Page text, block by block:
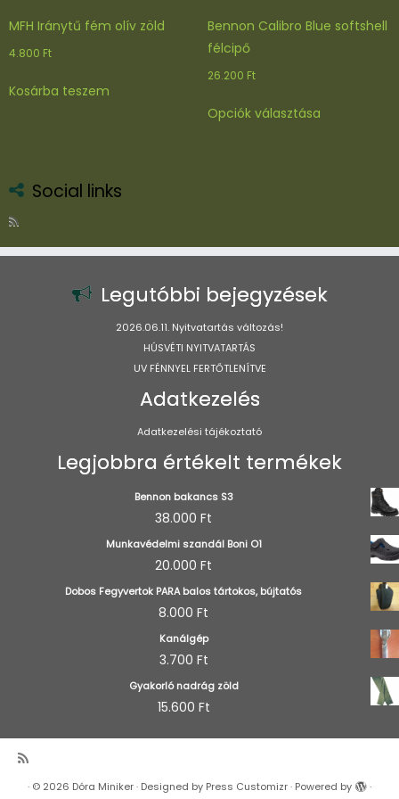
MFH Iránytű fém olív zöld
4.800 Ft
Kosárba teszem
Bennon Calibro Blue softshell
félcipő
26.200 Ft
Opciók választásaa
a
választhatók
Social links
Legutóbbi bejegyzések
2026.06.11. Nyitvatartás változás!
HÚSVÉTI NYITVATARTÁS
UV FÉNNYEL FERTŐTLENÍTVE
Adatkezelés
Adatkezelési tájékoztató
Legjobbra értékelt termékek
Bennon bakancs S3
38.000 Ft
Munkavédelmi szandál Boni O1
20.000 Ft
Dobos Fegyvertok PARA balos tártokos, bújtatós
8.000 Ft
Kanálgép
3.700 Ft
Gyakorló nadrág zöld
15.600 Ft
· © 2026 Dóra Miniker· Designed by Press Customizr· Powered by ·